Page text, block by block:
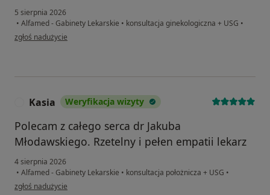
5 sierpnia 2026
• Alfamed - Gabinety Lekarskie • konsultacja ginekologiczna + USG •
w opinii użytkownika Zofia
zgłoś nadużycie
Kasia Weryfikacja wizyty
Polecam z całego serca dr Jakuba
Młodawskiego. Rzetelny i pełen empatii lekarz
4 sierpnia 2026
• Alfamed - Gabinety Lekarskie • konsultacja położnicza + USG •
w opinii użytkownika Kasia
zgłoś nadużycie